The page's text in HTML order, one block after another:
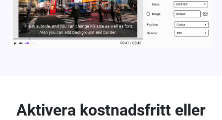
Aktivera kostnadsfritt eller